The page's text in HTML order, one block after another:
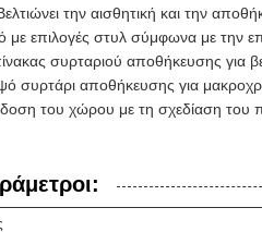
την αισθητική και την
με επιλογές στυλ σύμφωνα με την
συρταριού αποθήκευσης για
συρτάρι αποθήκευσης για
του χώρου με τη σχεδίαση του